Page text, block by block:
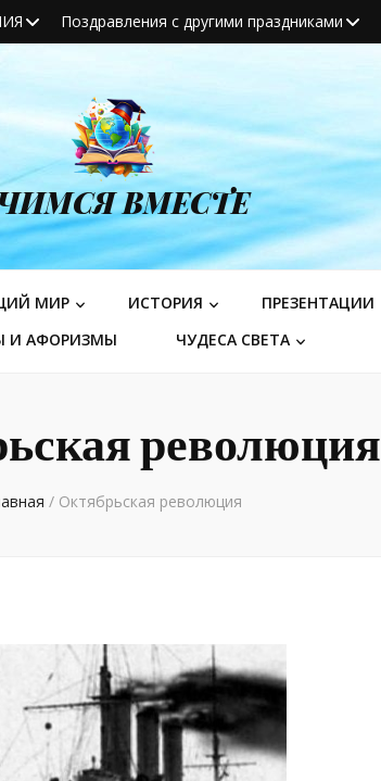
Поздравления с другими праздниками
ВМЕСТЕ
МИР ИСТОРИЯ ПРЕЗЕНТАЦИИ
И АФОРИЗМЫ
ЧУДЕСА СВЕТА
революция
/ Октябрьская революция